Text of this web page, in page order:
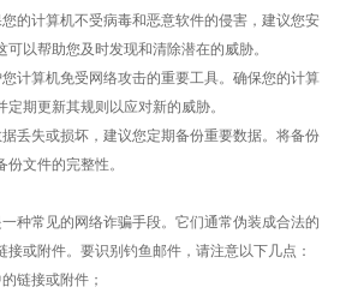
的计算机不受病毒和恶意软件的侵害，建议您安
以帮助您及时发现和清除潜在的威胁。
计算机免受网络攻击的重要工具。确保您的计算
期更新其规则以应对新的威胁。
丢失或损坏，建议您定期备份重要数据。将备份
文件的完整性。
种常见的网络诈骗手段。它们通常伪装成合法的
或附件。要识别钓鱼邮件，请注意以下几点：
链接或附件；